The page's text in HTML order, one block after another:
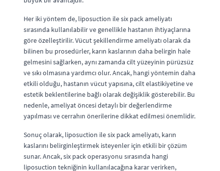
Her iki yöntem de, liposuction ile six pack ameliyatı
sırasında kullanılabilir ve genellikle hastanın ihtiyaçlarına
göre özelleştirilir. Vücut şekillendirme ameliyatı olarak da
bilinen bu prosedürler, karın kaslarının daha belirgin hale
gelmesini sağlarken, aynı zamanda cilt yüzeyinin pürüzsüz
ve sıkı olmasına yardımcı olur. Ancak, hangi yöntemin daha
etkili olduğu, hastanın vücut yapısına, cilt elastikiyetine ve
estetik beklentilerine bağlı olarak değişiklik gösterebilir. Bu
nedenle, ameliyat öncesi detaylı bir değerlendirme
yapılması ve cerrahın önerilerine dikkat edilmesi önemlidir.
Sonuç olarak, liposuction ile six pack ameliyatı, karın
kaslarını belirginleştirmek isteyenler için etkili bir çözüm
sunar. Ancak, six pack operasyonu sırasında hangi
liposuction tekniğinin kullanılacağına karar verirken,